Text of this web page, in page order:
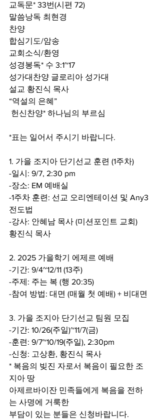
교독문* 33번(시편 72)
말씀낭독 최현경
찬양
합심기도/암송
교회소식/환영
성경봉독* 수 3:1~17
성가대찬양 글로리아 성가대
설교 황진식 목사
“역설의 은혜”
헌신찬양* 하나님의 부르심
*표는 일어서 주시기 바랍니다.
1. 가을 조지아 단기선교 훈련 (1주차)
-일시: 9/7, 2:30 pm
-장소: EM 예배실
-1주차 훈련: 선교 오리엔테이션 및 Any3
전도법
-강사: 안혜남 목사 (미션포인트 교회)
황진식 목사
2. 2025 가을학기 에제르 예배
-기간: 9/4~12/11 (13주)
-주제: 주는 복 (행 20:35)
-참여 방법: 대면 (매월 첫 예배) + 비대면
3. 가을 조지아 단기선교 팀원 모집
-기간: 10/26(주일)~11/7(금)
-훈련: 9/7~10/19(주일), 2:30pm
-신청: 고상환, 황진식 목사
* 복음의 빚진 자로서 복음이 필요한 조
지아 땅
아제르바이잔 민족들에게 복음을 전하
는 사명에 거룩한
부담이 있는 분들은 신청바랍니다.